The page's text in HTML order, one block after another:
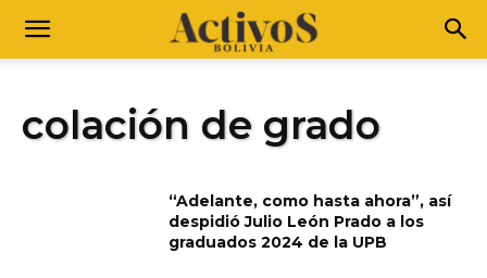
colación de grado
“Adelante, como hasta ahora”, así
despidió Julio León Prado a los
graduados 2024 de la UPB